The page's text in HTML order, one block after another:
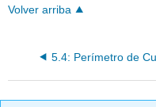
Volver arriba